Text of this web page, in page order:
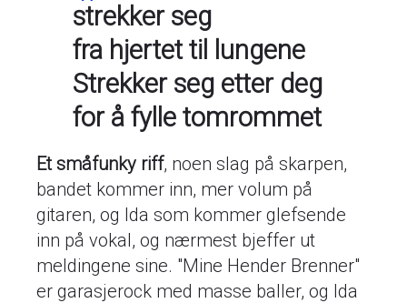
strekker seg
fra hjertet til lungene
Strekker seg etter deg
for å fylle tomrommet
Et småfunky riff, noen slag på skarpen,
bandet kommer inn, mer volum på
gitaren, og Ida som kommer glefsende
inn på vokal, og nærmest bjeffer ut
meldingene sine. "Mine Hender Brenner"
er garasjerock med masse baller, og Ida